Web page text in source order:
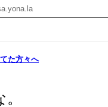
た方々へ